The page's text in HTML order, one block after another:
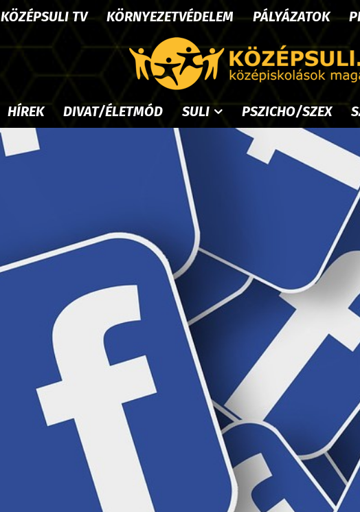
KÖZÉPSULI TV KÖRNYEZETVÉDELEM PÁLYÁZATOK
HÍREK DIVAT/ÉLETMÓD SULI PSZICHO/SZEX